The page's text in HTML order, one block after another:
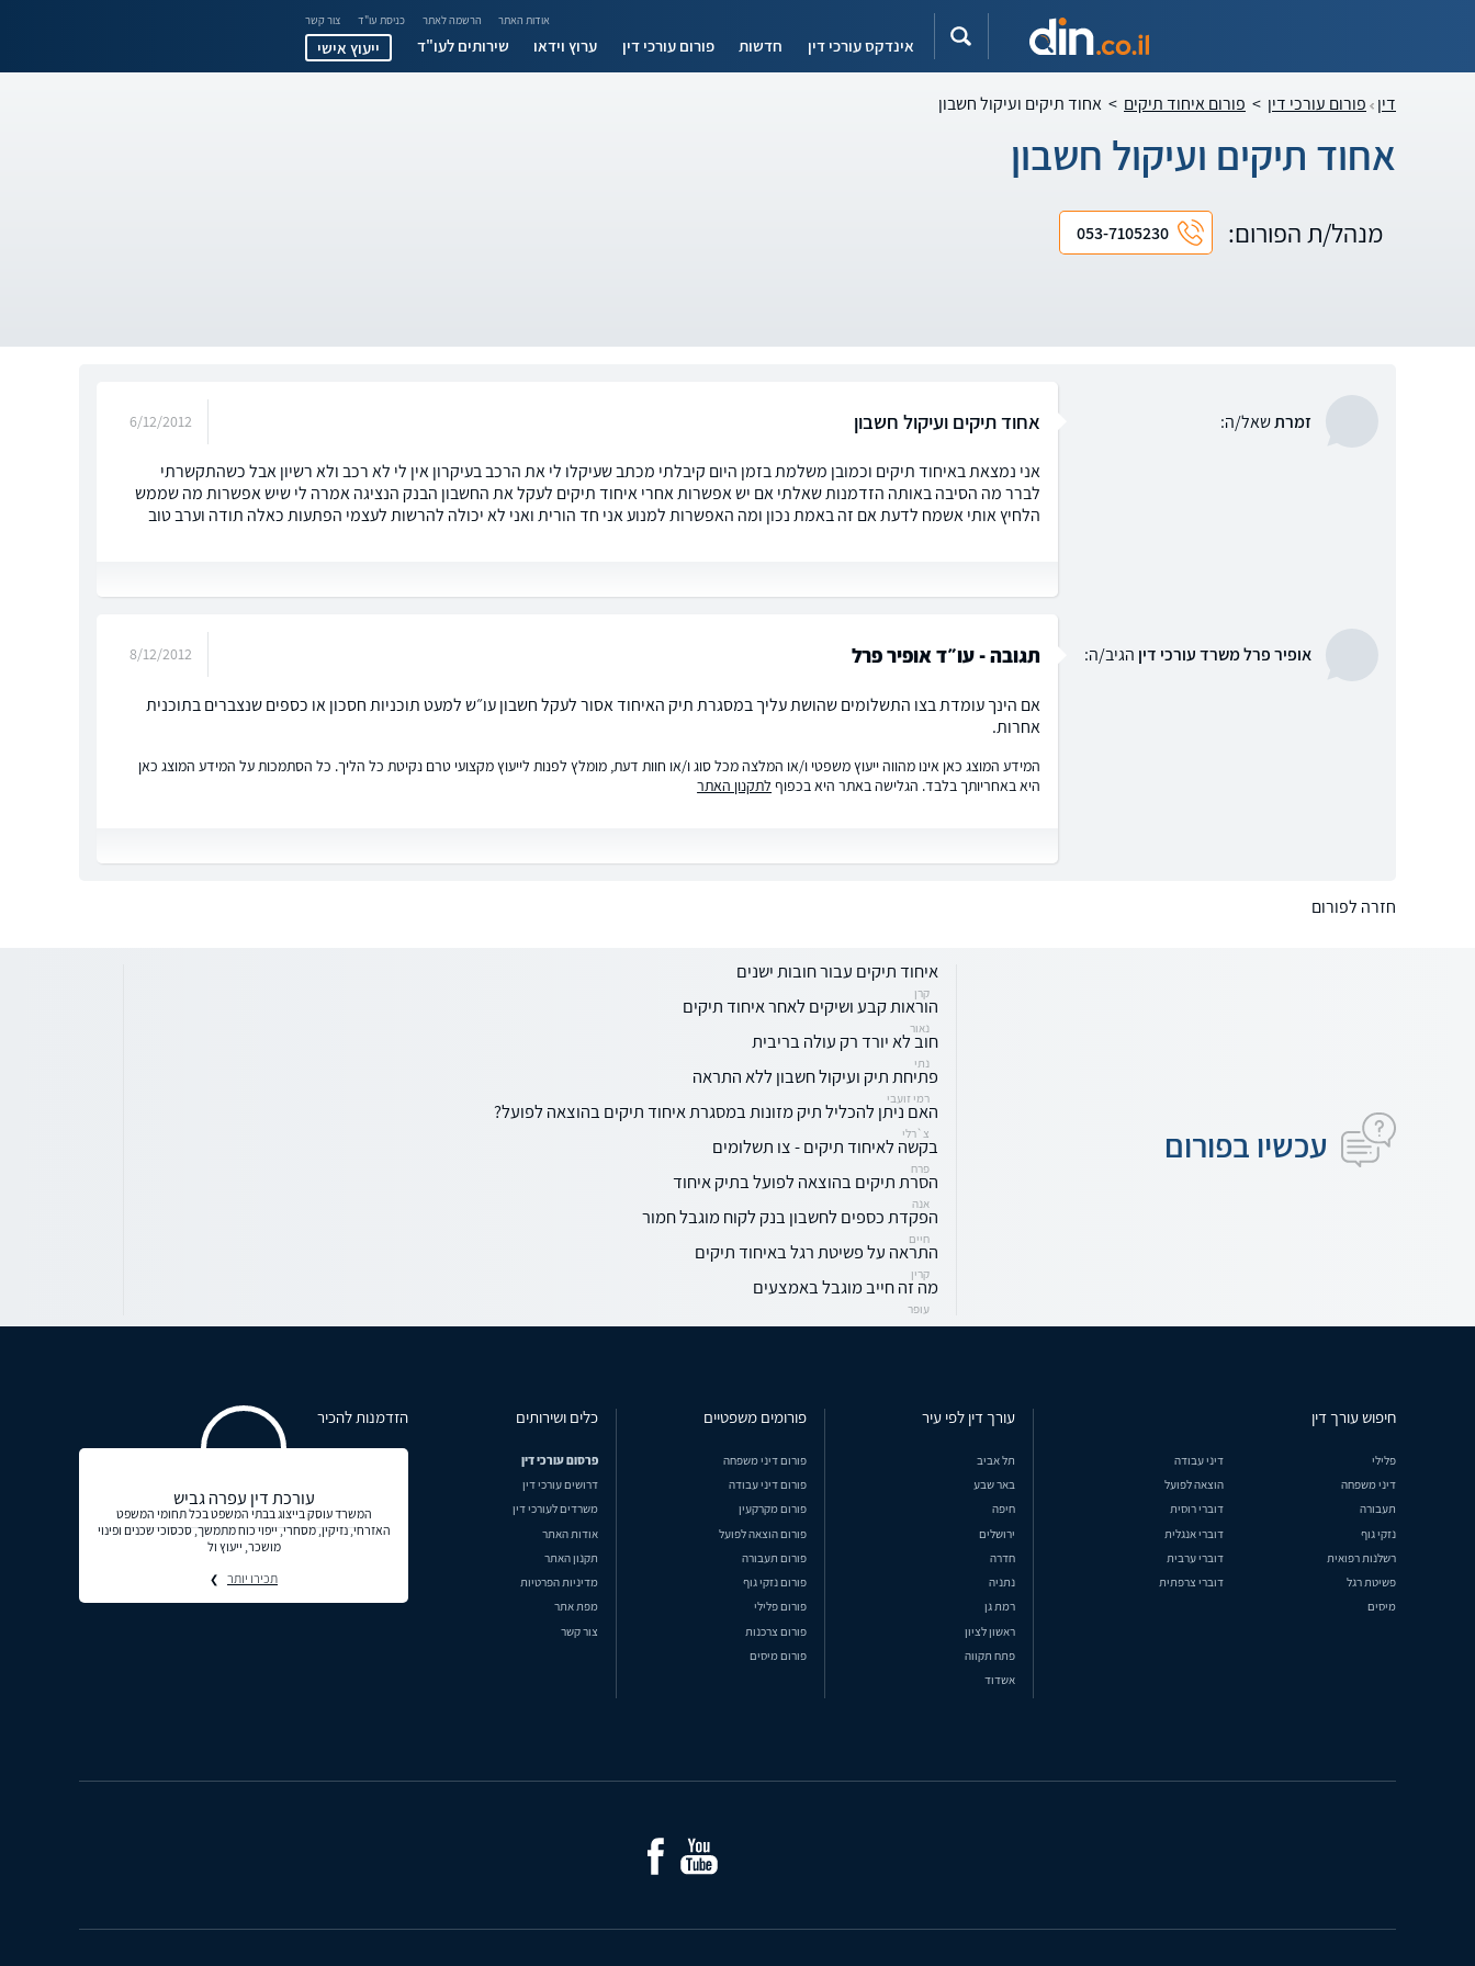
אודות האתר הרשמה לאתר כניסת עו"ד צור קשר
אינדקס עורכי דין חדשות פורום עורכי דין ערוץ וידאו שירותים לעו"ד ייעוץ אישי
דין פורום עורכי דין > פורום איחוד תיקים > אחוד תיקים ועיקול חשבון
אחוד תיקים ועיקול חשבון
מנהל/ת הפורום: 053-7105230
זמרתשאל/ה: אחוד תיקים ועיקול חשבון 6/12/2012
אני נמצאת באיחוד תיקים וכמובן משלמת בזמן היום קיבלתי מכתב שעיקלו לי את הרכב בעיקרון אין לי לא רכב ולא רשיון אבל כשהתקשרתי
לברר מה הסיבה באותה הזדמנות שאלתי אם יש אפשרות אחרי איחוד תיקים לעקל את החשבון הבנק הנציגה אמרה לי שיש אפשרות מה שממש
הלחיץ אותי אשמח לדעת אם זה באמת נכון ומה האפשרות למנוע אני חד הורית ואני לא יכולה להרשות לעצמי הפתעות כאלה תודה וערב טוב
אופיר פרל משרד עורכי דין הגיב/ה: תגובה - עו״ד אופיר פרל 8/12/2012
אם הינך עומדת בצו התשלומים שהושת עליך במסגרת תיק האיחוד אסור לעקל חשבון עו״ש למעט תוכניות חסכון או כספים שנצברים בתוכנית
אחרות.
המידע המוצג כאן אינו מהווה ייעוץ משפטי ו/או המלצה מכל סוג ו/או חוות דעת, מומלץ לפנות לייעוץ מקצועי טרם נקיטת כל הליך. כל הסתמכות על המידע המוצג כאן
היא באחריותך בלבד. הגלישה באתר היא בכפוף לתקנון האתר
חזרה לפורום
עכשיו בפורום
איחוד תיקים עבור חובות ישנים
קרן
הוראות קבע ושיקים לאחר איחוד תיקים
נאור
חוב לא יורד רק עולה בריבית
נתי
פתיחת תיק ועיקול חשבון ללא התראה
רמי זועבי
האם ניתן להכליל תיק מזונות במסגרת איחוד תיקים בהוצאה לפועל?
צ`רלי
בקשה לאיחוד תיקים - צו תשלומים
פרח
הסרת תיקים בהוצאה לפועל בתיק איחוד
אנה
הפקדת כספים לחשבון בנק לקוח מוגבל חמור
חיים
התראה על פשיטת רגל באיחוד תיקים
קרין
מה זה חייב מוגבל באמצעים
עופר
חיפוש עורך דין
פלילי
דיני עבודה
דיני משפחה
הוצאה לפועל
תעבורה
דוברי רוסית
נזקי גוף
דוברי אנגלית
רשלנות רפואית
דוברי ערבית
פשיטת רגל
דוברי צרפתית
מיסים
עורך דין לפי עיר
תל אביב
באר שבע
חיפה
ירושלים
חדרה
נתניה
רמת גן
ראשון לציון
פתח תקווה
אשדוד
פורומים משפטיים
פורום דיני משפחה
פורום דיני עבודה
פורום מקרקעין
פורום הוצאה לפועל
פורום תעבורה
פורום נזקי גוף
פורום פלילי
פורום צרכנות
פורום מיסים
כלים ושירותים
פרסום עורכי דין
דרושים עורכי דין
משרדים לעורכי דין
אודות האתר
תקנון האתר
מדיניות הפרטיות
מפת אתר
צור קשר
הזדמנות להכיר
עורכת דין עפרה גביש
המשרד עוסק בייצוג בבתי המשפט בכל תחומי המשפט
האזרחי, נזיקין, מסחרי, ייפוי כוח מתמשך, סכסוכי שכנים ופינוי
מושכר, ייעוץ ול
תכירו יותר